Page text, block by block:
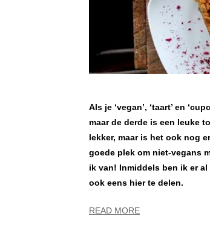
Als je ‘vegan’, ‘taart’ en
maar de derde is een leuke
lekker, maar is het ook nog
goede plek om niet-vegans
ik van! Inmiddels ben ik er
ook eens hier te delen.
READ MORE